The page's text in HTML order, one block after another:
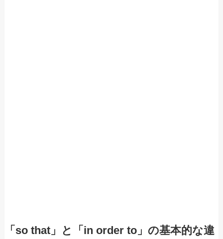
「so that」と「in order to」の基本的な違